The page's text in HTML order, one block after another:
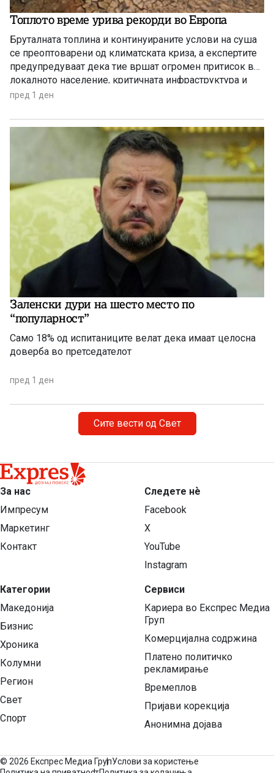
Топлото време урива рекорди во Европа
Бруталната топлина и континуираните услови на суша
се преоптоварени од климатската криза, а експертите
предупредуваат дека тие вршат огромен притисок врз
локалното население, критичната инфраструктура и
дивиот свет низ целиот регион.
пред 1 ден
Заленски дури на шесто место по
“популарност”
Само 18% од испитаниците велат дека имаат целосна
доверба во претседателот
пред 1 ден
Сите вести од Свет
За нас
Импресум
Маркетинг
Контакт
Категории
Македонија
Бизнис
Хроника
Колумни
Регион
Свет
Спорт
Следете нѐ
Facebook
X
YouTube
Instagram
Сервиси
Кариера во Експрес Медиа
Груп
Комерцијална содржина
Платено политичко
рекламирање
Времеплов
Пријави корекција
Анонимна дојава
© 2026 Експрес Медиа ГрупУслови за користење